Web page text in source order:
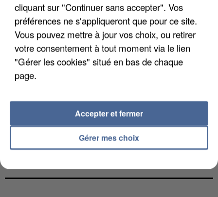
L’UN DES FONDATEURS SUPPOSÉS DE LA DZ
MAFIA INTERPELLÉ EN ALGÉRIE
cliquant sur "Continuer sans accepter". Vos
préférences ne s'appliqueront que pour ce site.
Vous pouvez mettre à jour vos choix, ou retirer
votre consentement à tout moment via le lien
"Gérer les cookies" situé en bas de chaque
page.
Gérer mes choix
Accepter et fermer